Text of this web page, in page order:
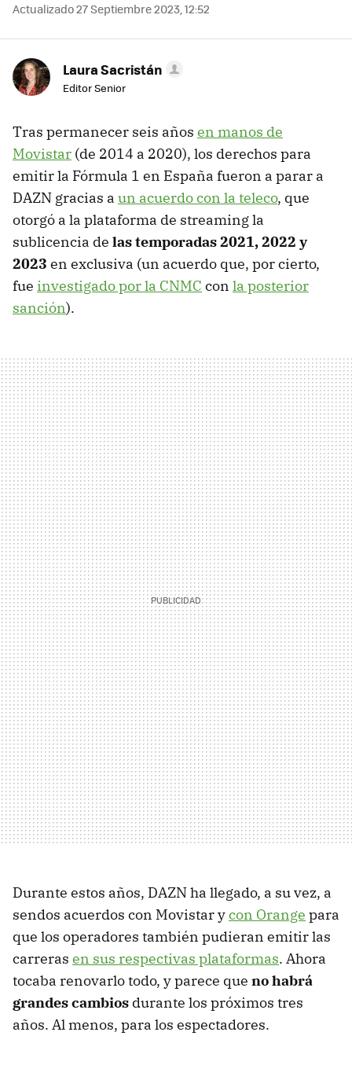
Actualizado 27 Septiembre 2023, 12:52
Laura Sacristán
Editor Senior
Tras permanecer seis años en manos de
Movistar (de 2014 a 2020), los derechos para
emitir la Fórmula 1 en España fueron a parar a
DAZN gracias a un acuerdo con la teleco, que
otorgó a la plataforma de streaming la
sublicencia de las temporadas 2021, 2022 y
2023 en exclusiva (un acuerdo que, por cierto,
fue investigado por la CNMC con la posterior
sanción).
Durante estos años, DAZN ha llegado, a su vez, a
sendos acuerdos con Movistar ycon Orange para
que los operadores también pudieran emitir las
carreras en sus respectivas plataformas. Ahora
tocaba renovarlo todo, y parece que no habrá
grandes cambios durante los próximos tres
años. Al menos, para los espectadores.